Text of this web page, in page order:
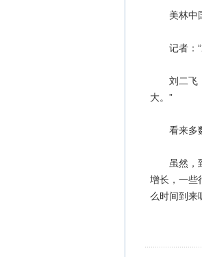
美林中国
记者：“
刘二飞：
大。”
看来多数
虽然，到
增长，一些
么时间到来